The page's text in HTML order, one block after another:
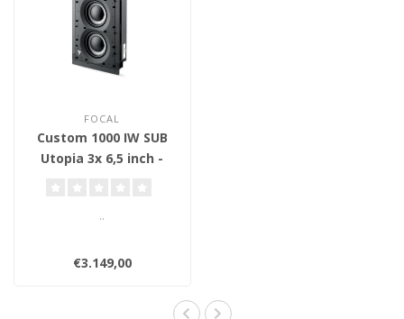
FOCAL
Custom 1000 IW SUB
Utopia 3x 6,5 inch -
..
€3.149,00